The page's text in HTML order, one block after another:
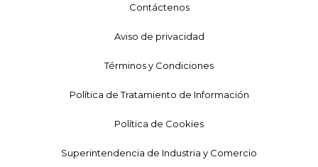
Contáctenos
Aviso de privacidad
Términos y Condiciones
Política de Tratamiento de Información
Política de Cookies
Superintendencia de Industria y Comercio